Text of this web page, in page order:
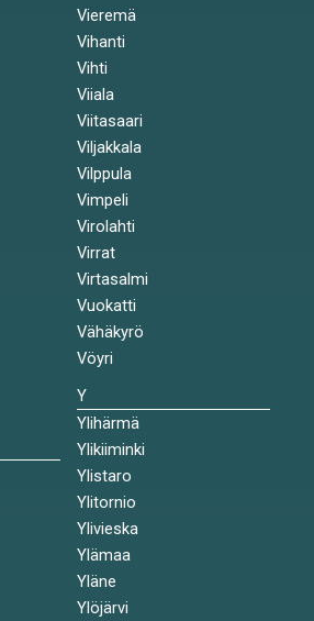
Vieremä
Vihanti
Vihti
Viiala
Viitasaari
Viljakkala
Vilppula
Vimpeli
Virolahti
Virrat
Virtasalmi
Vuokatti
Vähäkyrö
Vöyri
Y
Ylihärmä
Ylikiiminki
Ylistaro
Ylitornio
Ylivieska
Ylämaa
Yläne
Ylöjärvi